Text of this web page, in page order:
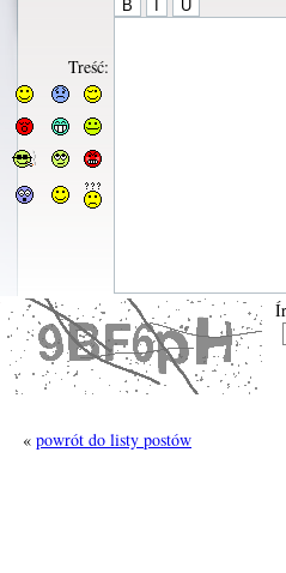
Treść:
« powrót do listy postów